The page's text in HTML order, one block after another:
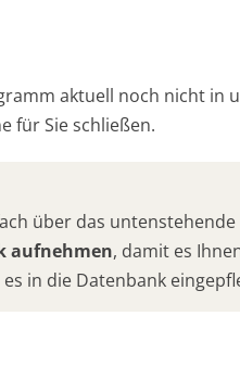
aktuell noch nicht in
für Sie schließen.
über das
aufnehmen, damit es
in die Datenbank